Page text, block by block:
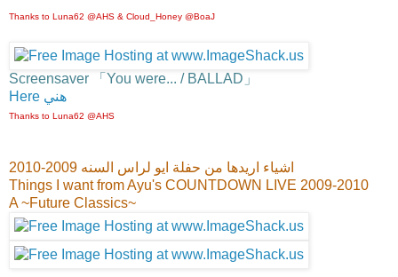
Thanks to Luna62 @AHS & Cloud_Honey @BoaJ
Screensaver 「You were... / BALLAD」
Here هني
Thanks to Luna62 @AHS
اشياء اريدها من حفلة ايو لراس السنه 2009-2010
Things I want from Ayu's COUNTDOWN LIVE 2009-2010
A ~Future Classics~